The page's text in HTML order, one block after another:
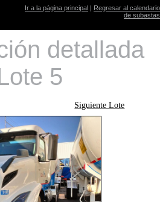
Ir a la página principal | Regresar al calendario
de subastas
detallada
5
Siguiente Lote